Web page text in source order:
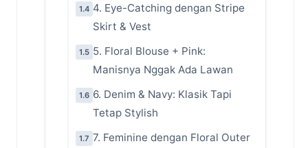
1.4 4. Eye-Catching dengan Stripe
Skirt & Vest
1.5 5. Floral Blouse + Pink:
Manisnya Nggak Ada Lawan
1.6 6. Denim & Navy: Klasik Tapi
Tetap Stylish
1.7 7. Feminine dengan Floral Outer